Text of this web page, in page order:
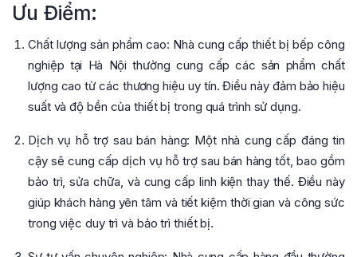
Ưu Điểm:
Chất lượng sản phẩm cao: Nhà cung cấp thiết bị bếp công
nghiệp tại Hà Nội thường cung cấp các sản phẩm chất
lượng cao từ các thương hiệu uy tín. Điều này đảm bảo hiệu
suất và độ bền của thiết bị trong quá trình sử dụng.
Dịch vụ hỗ trợ sau bán hàng: Một nhà cung cấp đáng tin
cậy sẽ cung cấp dịch vụ hỗ trợ sau bán hàng tốt, bao gồm
bảo trì, sửa chữa, và cung cấp linh kiện thay thế. Điều này
giúp khách hàng yên tâm và tiết kiệm thời gian và công sức
trong việc duy trì và bảo trì thiết bị.